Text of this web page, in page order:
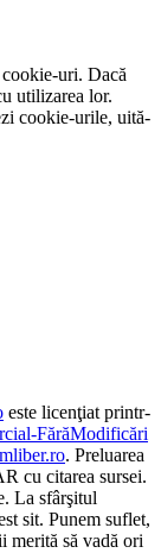
uri. Dacă
utilizarea lor.
cookie-urile, uită-
este licenţiat printr-
FărăModificări
. Preluarea
cu citarea sursei.
La sfârşitul
sit. Punem suflet,
merită să vadă ori